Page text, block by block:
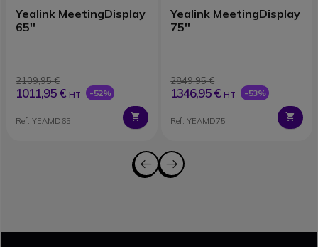
Yealink MeetingDisplay
65''
2109,95 €
1011,95 € HT -52%
Ref: YEAMD65
Yealink MeetingDisplay
75''
2849,95 €
1346,95 € HT -53%
Ref: YEAMD75